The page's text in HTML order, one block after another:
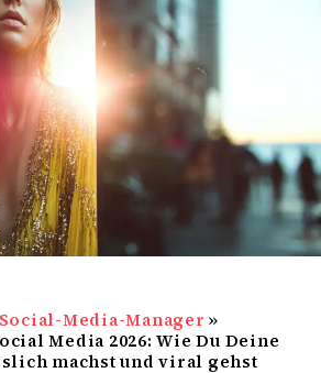
Social-Media-Manager »
Media 2026: Wie Du Deine
machst und viral gehst